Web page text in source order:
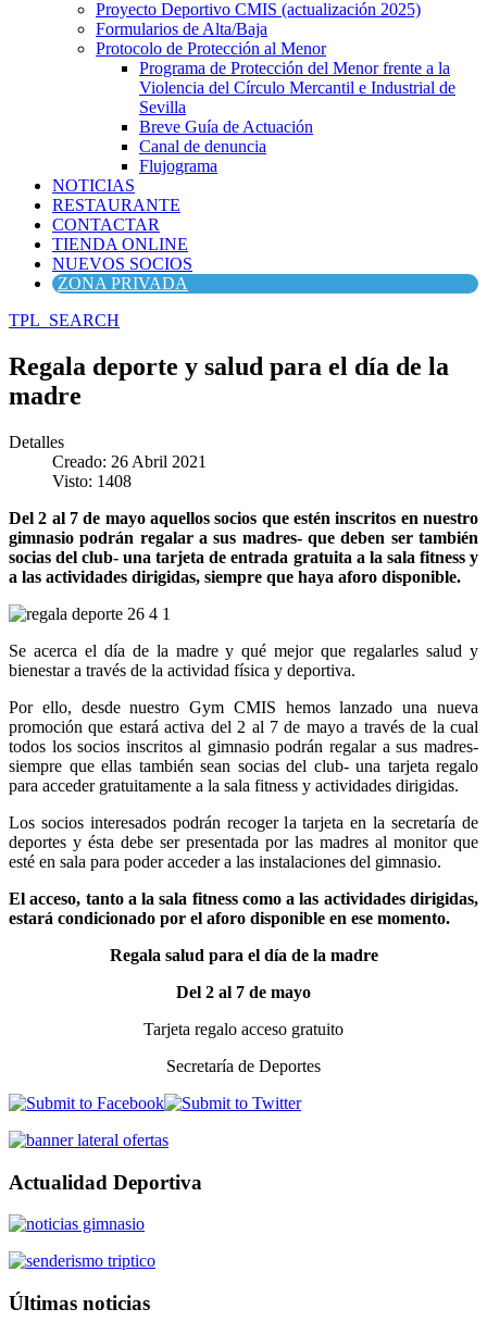
Proyecto Deportivo CMIS (actualización 2025)
Formularios de Alta/Baja
Protocolo de Protección al Menor
Programa de Protección del Menor frente a la
Violencia del Círculo Mercantil e Industrial de
Sevilla
Breve Guía de Actuación
Canal de denuncia
Flujograma
NOTICIAS
RESTAURANTE
CONTACTAR
TIENDA ONLINE
NUEVOS SOCIOS
ZONA PRIVADA
TPL_SEARCH
Regala deporte y salud para el día de la
madre
Detalles
Creado: 26 Abril 2021
Visto: 1408
Del 2 al 7 de mayo aquellos socios que estén inscritos en nuestro
gimnasio podrán regalar a sus madres- que deben ser también
socias del club- una tarjeta de entrada gratuita a la sala fitness y
a las actividades dirigidas, siempre que haya aforo disponible.
Se acerca el día de la madre y qué mejor que regalarles salud y
bienestar a través de la actividad física y deportiva.
Por ello, desde nuestro Gym CMIS hemos lanzado una nueva
promoción que estará activa del 2 al 7 de mayo a través de la cual
todos los socios inscritos al gimnasio podrán regalar a sus madres-
siempre que ellas también sean socias del club- una tarjeta regalo
para acceder gratuitamente a la sala fitness y actividades dirigidas.
Los socios interesados podrán recoger la tarjeta en la secretaría de
deportes y ésta debe ser presentada por las madres al monitor que
esté en sala para poder acceder a las instalaciones del gimnasio.
El acceso, tanto a la sala fitness como a las actividades dirigidas,
estará condicionado por el aforo disponible en ese momento.
Regala salud para el día de la madre
Del 2 al 7 de mayo
Tarjeta regalo acceso gratuito
Secretaría de Deportes
Actualidad Deportiva
Últimas noticias